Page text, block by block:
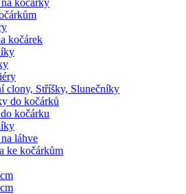
kočárek
clony, Stříšky, Slunečníky
do kočárků
kočárku
láhve
ke kočárkům